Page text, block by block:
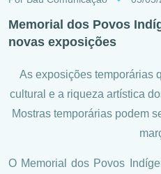
Memorial dos Povos
novas exposições
As exposições temporárias
cultural e a riqueza artística
Mostras temporárias podem
O Memorial dos Povos